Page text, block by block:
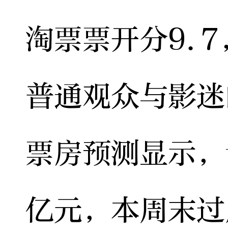
淘票票开分
普通观众与影
票房预测显示
亿元，本周末